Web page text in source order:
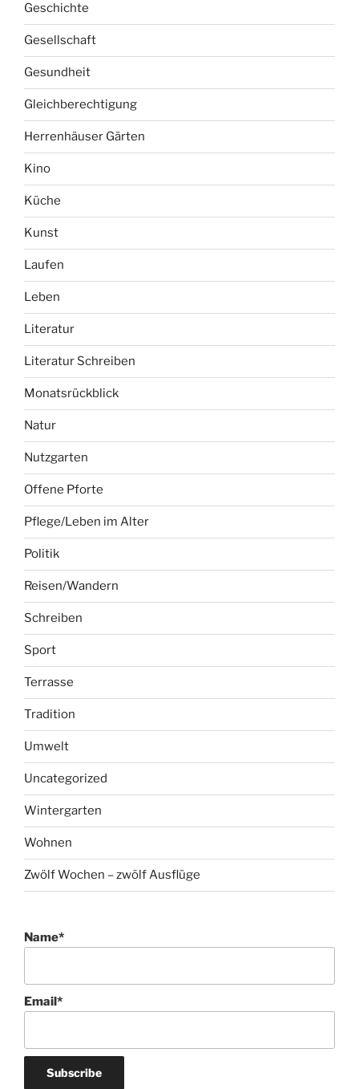
Geschichte
Gesellschaft
Gesundheit
Gleichberechtigung
Herrenhäuser Gärten
Kino
Küche
Kunst
Laufen
Leben
Literatur
Literatur Schreiben
Monatsrückblick
Natur
Nutzgarten
Offene Pforte
Pflege/Leben im Alter
Politik
Reisen/Wandern
Schreiben
Sport
Terrasse
Tradition
Umwelt
Uncategorized
Wintergarten
Wohnen
Zwölf Wochen – zwölf Ausflüge
Name*
Email*